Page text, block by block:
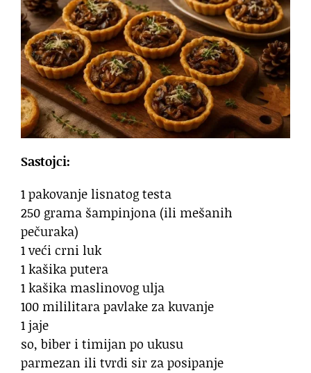
Sastojci:
1 pakovanje lisnatog testa
250 grama šampinjona (ili mešanih
pečuraka)
1 veći crni luk
1 kašika putera
1 kašika maslinovog ulja
100 mililitara pavlake za kuvanje
1 jaje
so, biber i timijan po ukusu
parmezan ili tvrdi sir za posipanje